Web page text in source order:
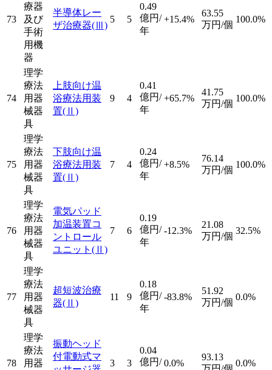
73
療器
及び
手術
用機
器
半導体レー
ザ治療器(Ⅲ)
5 5
0.49
億円/
年
+15.4%
63.55
万円/個
100.0%
74
理学
療法
用器
械器
具
上肢向け温
浴療法用装
置(Ⅱ)
9 4
0.41
億円/
年
+65.7%
41.75
万円/個
100.0%
75
理学
療法
用器
械器
具
下肢向け温
浴療法用装
置(Ⅱ)
7 4
0.24
億円/
年
+8.5%
76.14
万円/個
100.0%
76
理学
療法
用器
械器
具
電気パッド
加温装置コ
ントロール
ユニット (Ⅱ)
7 6
0.19
億円/
年
-12.3%
21.08
万円/個
32.5%
77
理学
療法
用器
械器
具
超短波治療
器(Ⅱ)
11 9
0.18
億円/
年
-83.8%
51.92
万円/個
0.0%
78
理学
療法
用器
振動ヘッド
付電動式マ
3 3
0.04
億円/ 0.0%
93.13
0.0%